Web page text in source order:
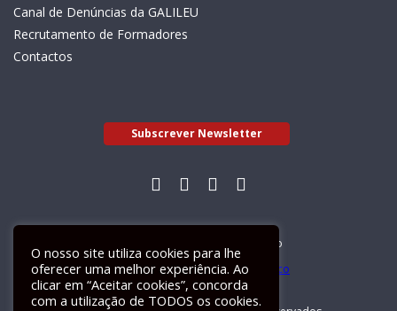
Canal de Denúncias da GALILEU
Recrutamento de Formadores
Contactos
Subscrever Newsletter
Livro de Reclamações Electrónico
O nosso site utiliza cookies para lhe
oferecer uma melhor experiência. Ao
clicar em “Aceitar cookies”, concorda
com a utilização de TODOS os cookies.